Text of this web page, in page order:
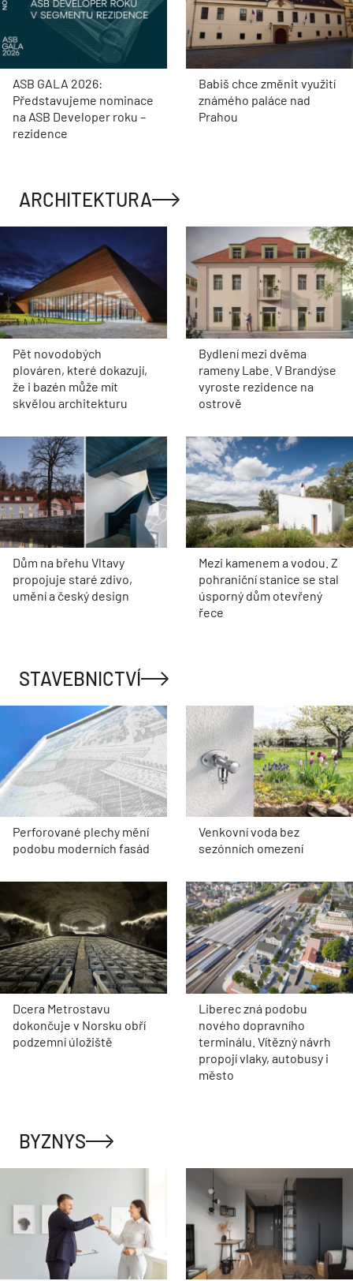
ASB GALA 2026:
Představujeme nominace
na ASB Developer roku –
rezidence
Babiš chce změnit využití
známého paláce nad
Prahou
ARCHITEKTURA
Pět novodobých
plováren, které dokazují,
že i bazén může mít
skvělou architekturu
Bydlení mezi dvěma
rameny Labe. V Brandýse
vyroste rezidence na
ostrově
Dům na břehu Vltavy
propojuje staré zdivo,
umění a český design
Mezi kamenem a vodou. Z
pohraniční stanice se stal
úsporný dům otevřený
řece
STAVEBNICTVÍ
Perforované plechy mění
podobu moderních fasád
Venkovní voda bez
sezónních omezení
Dcera Metrostavu
dokončuje v Norsku obří
podzemní úložiště
Liberec zná podobu
nového dopravního
terminálu. Vítězný návrh
propojí vlaky, autobusy i
město
BYZNYS